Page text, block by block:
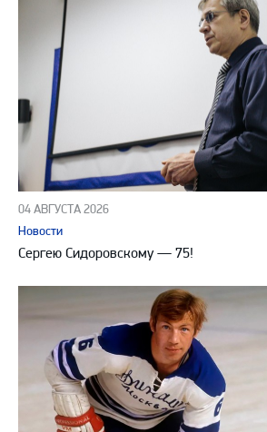
04 АВГУСТА 2026
Новости
Сергею Сидоровскому — 75!